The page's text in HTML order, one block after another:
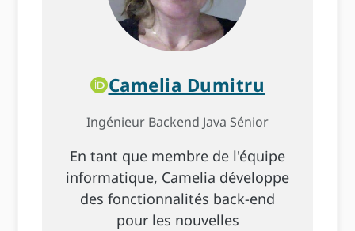
Camelia Dumitru
Ingénieur Backend Java Sénior
En tant que membre de l'équipe
informatique, Camelia développe
des fonctionnalités back-end
pour les nouvelles